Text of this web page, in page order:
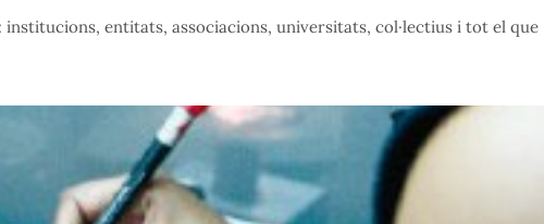
institucions, entitats, associacions, universitats, col·lectius i tot el que